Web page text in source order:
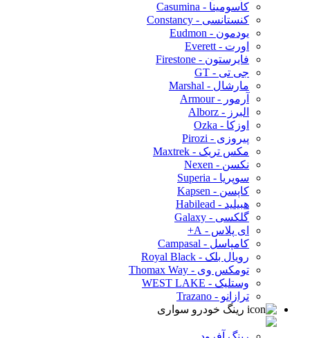
کاسومینا - Casumina
کنستانسی - Constancy
یودمون - Eudmon
اورت - Everett
فایرستون - Firestone
جی تی - GT
مارشال - Marshal
آرمور - Armour
البرز - Alborz
اوزکا - Ozka
پیروزی - Pirozi
مکس تریک - Maxtrek
نکسن - Nexen
سوپریا - Superia
کاپسن - Kapsen
هبیلید - Habilead
گلکسی - Galaxy
ای پلاس - A+
کامپاسل - Campasal
رویال بلک - Royal Black
تومکس وی - Thomax Way
وستلیک - WEST LAKE
ترازانو - Trazano
رینگ خودرو سواری